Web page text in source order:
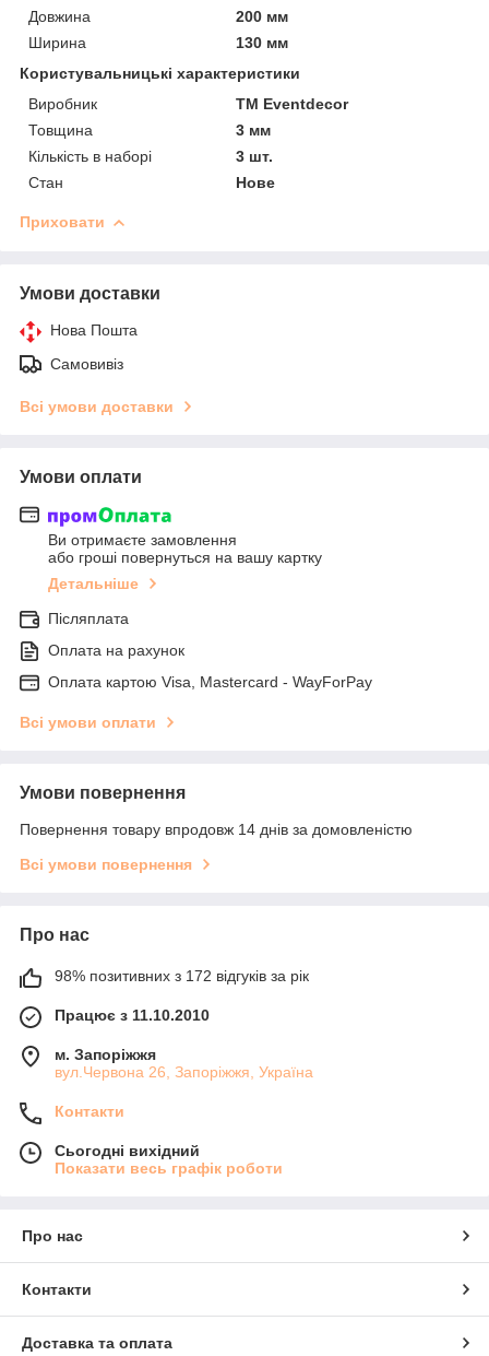
Довжина
200 мм
Ширина
130 мм
Користувальницькі характеристики
Виробник
ТМ Еventdecor
Товщина
3 мм
Кількість в наборі
3 шт.
Стан
Нове
Приховати
Умови доставки
Нова Пошта
Самовивіз
Всі умови доставки
Умови оплати
Ви отримаєте замовлення
або гроші повернуться на вашу картку
Детальніше
Післяплата
Оплата на рахунок
Оплата картою Visa, Mastercard - WayForPay
Всі умови оплати
Умови повернення
Повернення товару впродовж 14 днів за домовленістю
Всі умови повернення
Про нас
98% позитивних з 172 відгуків за рік
Працює з 11.10.2010
м. Запоріжжя
вул.Червона 26, Запоріжжя, Україна
Контакти
Сьогодні вихідний
Показати весь графік роботи
Про нас
Контакти
Доставка та оплата